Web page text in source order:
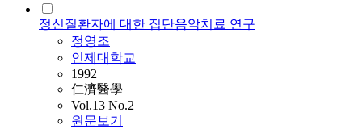
정신질환자에 대한 집단음악치료 연구
정영조
인제대학교
1992
仁濟醫學
Vol.13 No.2
원문보기